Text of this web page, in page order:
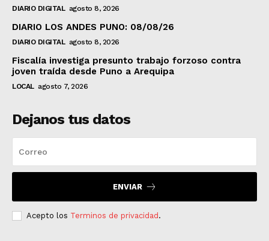
DIARIO DIGITAL agosto 8, 2026
DIARIO LOS ANDES PUNO: 08/08/26
DIARIO DIGITAL agosto 8, 2026
Fiscalía investiga presunto trabajo forzoso contra
joven traída desde Puno a Arequipa
LOCAL agosto 7, 2026
Dejanos tus datos
ENVIAR
Acepto los Terminos de privacidad .